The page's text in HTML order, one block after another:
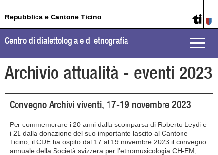
Repubblica e Cantone Ticino
Toggle
Centro di dialettologia e di etnografia
Archivio attualità - eventi 2023
Convegno Archivi viventi, 17-19 novembre 2023
Per commemorare i 20 anni dalla scomparsa di Roberto Leydi e
i 21 dalla donazione del suo importante lascito al Cantone
Ticino, il CDE ha ospito dal 17 al 19 novembre 2023 il convegno
annuale della Società svizzera per l’etnomusicologia CH-EM,